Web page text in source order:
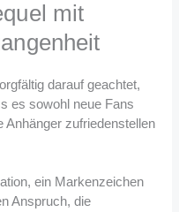
mit
darauf geachtet,
es sowohl neue Fans
Anhänger zufriedenstellen
ein Markenzeichen
Anspruch, die